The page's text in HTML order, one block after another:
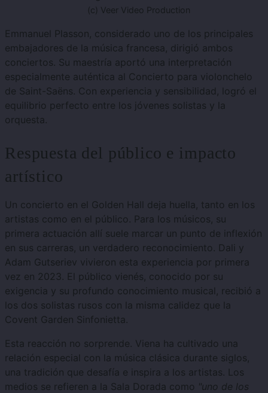
(c) Veer Video Production
Emmanuel Plasson, considerado uno de los principales
embajadores de la música francesa, dirigió ambos
conciertos. Su maestría aportó una interpretación
especialmente auténtica al Concierto para violonchelo
de Saint-Saëns. Con experiencia y sensibilidad, logró el
equilibrio perfecto entre los jóvenes solistas y la
orquesta.
Respuesta del público e impacto
artístico
Un concierto en el Golden Hall deja huella, tanto en los
artistas como en el público. Para los músicos, su
primera actuación allí suele marcar un punto de inflexión
en sus carreras, un verdadero reconocimiento. Dali y
Adam Gutseriev vivieron esta experiencia por primera
vez en 2023. El público vienés, conocido por su
exigencia y su profundo conocimiento musical, recibió a
los dos solistas rusos con la misma calidez que la
Covent Garden Sinfonietta.
Esta reacción no sorprende. Viena ha cultivado una
relación especial con la música clásica durante siglos,
una tradición que desafía e inspira a los artistas. Los
medios se refieren a la Sala Dorada como "uno de los